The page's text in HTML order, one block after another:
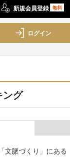
新規会員登録 無料
ログイン
ング
文脈づくり」にある